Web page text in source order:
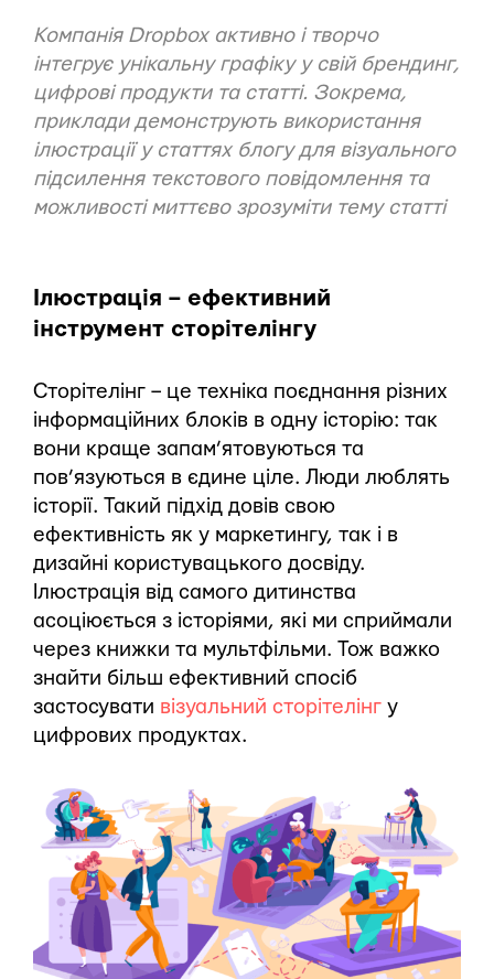
Компанія Dropboxактивно і творчо
інтегрує унікальну графіку у свій брендинг,
цифрові продукти та статті. Зокрема,
приклади демонструють використання
ілюстрації у статтях блогу для візуального
підсилення текстового повідомлення та
можливості миттєво зрозуміти тему статті
Ілюстрація – ефективний
інструмент сторітелінгу
Сторітелінг – це техніка поєднання різних
інформаційних блоків в одну історію: так
вони краще запам’ятовуються та
пов’язуються в єдине ціле. Люди люблять
історії. Такий підхід довів свою
ефективність як у маркетингу, так і в
дизайні користувацького досвіду.
Ілюстрація від самого дитинства
асоціюється з історіями, які ми сприймали
через книжки та мультфільми. Тож важко
знайти більш ефективний спосіб
застосувати візуальний сторітелінг у
цифрових продуктах.